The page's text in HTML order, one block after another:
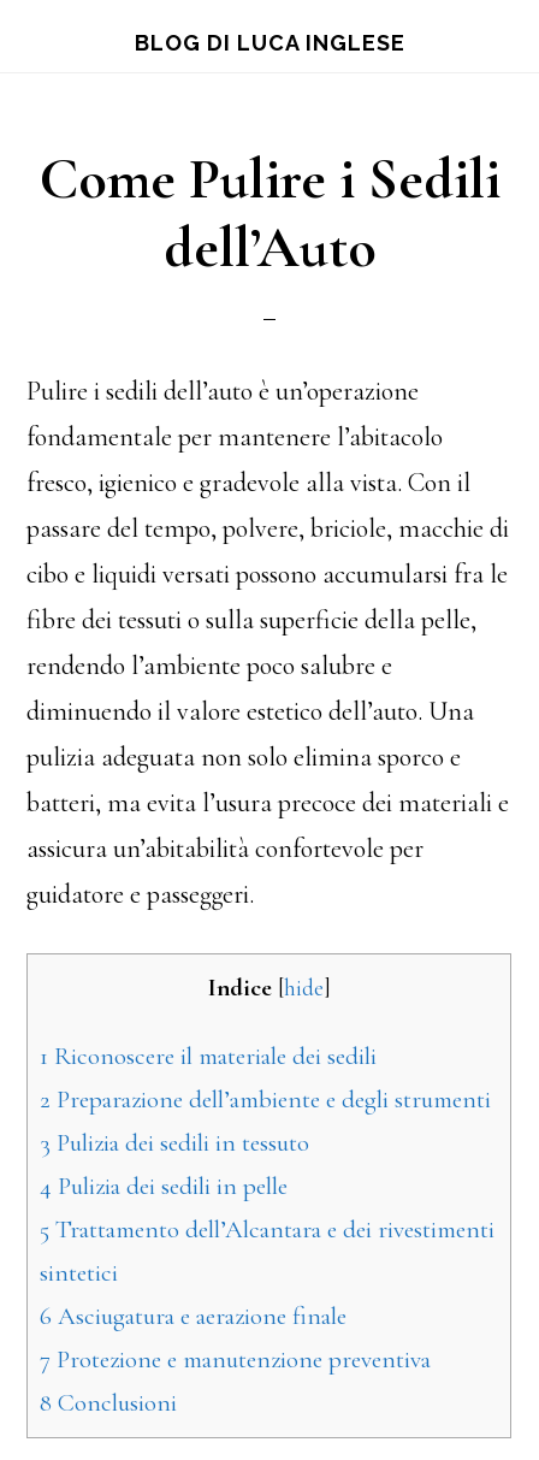
content
sidebar
BLOG DI LUCA INGLESE
Come Pulire i Sedili
dell’Auto
Pulire i sedili dell’auto è un’operazione
fondamentale per mantenere l’abitacolo
fresco, igienico e gradevole alla vista. Con il
passare del tempo, polvere, briciole, macchie di
cibo e liquidi versati possono accumularsi fra le
fibre dei tessuti o sulla superficie della pelle,
rendendo l’ambiente poco salubre e
diminuendo il valore estetico dell’auto. Una
pulizia adeguata non solo elimina sporco e
batteri, ma evita l’usura precoce dei materiali e
assicura un’abitabilità confortevole per
guidatore e passeggeri.
Indice hide
1 Riconoscere il materiale dei sedili
2 Preparazione dell’ambiente e degli strumenti
3 Pulizia dei sedili in tessuto
4 Pulizia dei sedili in pelle
5 Trattamento dell’Alcantara e dei rivestimenti
sintetici
6 Asciugatura e aerazione finale
7 Protezione e manutenzione preventiva
8 Conclusioni